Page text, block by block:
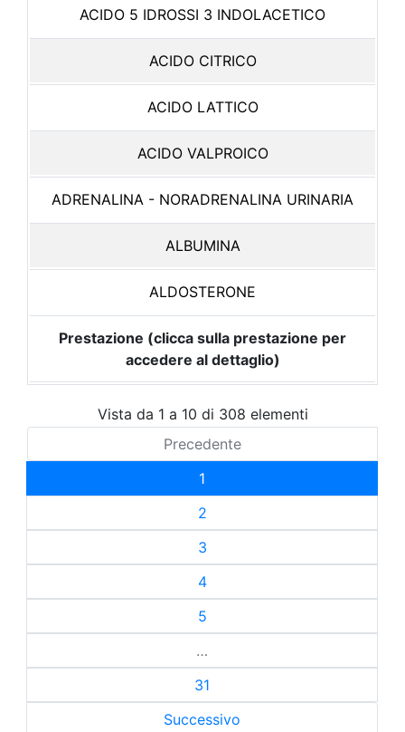
ACIDO 5 IDROSSI 3 INDOLACETICO
ACIDO CITRICO
ACIDO LATTICO
ACIDO VALPROICO
ADRENALINA - NORADRENALINA URINARIA
ALBUMINA
ALDOSTERONE
Prestazione (clicca sulla prestazione per
accedere al dettaglio)
Vista da 1 a 10 di 308 elementi
Precedente
1
2
3
4
5
…
31
Successivo